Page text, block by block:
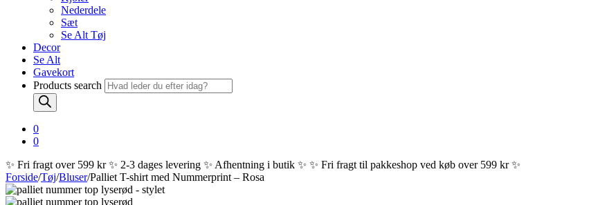
Nederdele
Sæt
Se Alt Tøj
Decor
Se Alt
Gavekort
Products search
0
0
✨ Fri fragt over 599 kr ✨ 2-3 dages levering ✨ Afhentning i butik ✨ ✨ Fri fragt til pakkeshop ved køb over 599 kr ✨
Forside/Tøj/Bluser/Palliet T-shirt med Nummerprint – Rosa